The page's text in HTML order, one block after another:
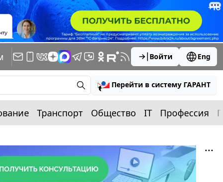
Войти Eng
Перейти в систему ГАРАНТ
Транспорт Общество IT Профессия